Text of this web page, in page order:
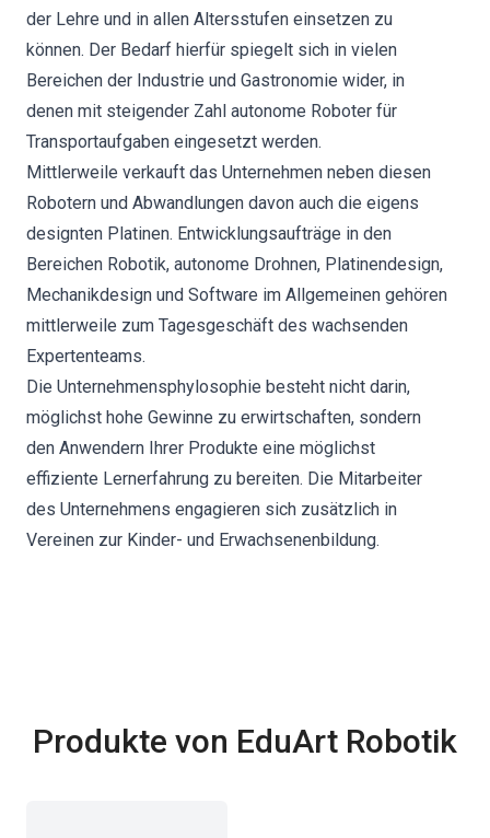
der Lehre und in allen Altersstufen einsetzen zu
können. Der Bedarf hierfür spiegelt sich in vielen
Bereichen der Industrie und Gastronomie wider, in
denen mit steigender Zahl autonome Roboter für
Transportaufgaben eingesetzt werden.
Mittlerweile verkauft das Unternehmen neben diesen
Robotern und Abwandlungen davon auch die eigens
designten Platinen. Entwicklungsaufträge in den
Bereichen Robotik, autonome Drohnen, Platinendesign,
Mechanikdesign und Software im Allgemeinen gehören
mittlerweile zum Tagesgeschäft des wachsenden
Expertenteams.
Die Unternehmensphylosophie besteht nicht darin,
möglichst hohe Gewinne zu erwirtschaften, sondern
den Anwendern Ihrer Produkte eine möglichst
effiziente Lernerfahrung zu bereiten. Die Mitarbeiter
des Unternehmens engagieren sich zusätzlich in
Vereinen zur Kinder- und Erwachsenenbildung.
Produkte von EduArt Robotik